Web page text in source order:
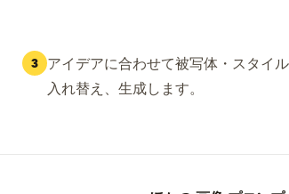
3
アイデアに合わせて被写体・スタイ
入れ替え、生成します。